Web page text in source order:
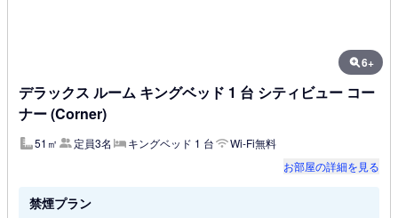
6+
デラックス ルーム キングベッド 1 台 シティビュー コー
ナー (Corner)
51㎡ 定員3名 キングベッド 1 台
Wi-Fi無料
お部屋の詳細を見る
禁煙プラン